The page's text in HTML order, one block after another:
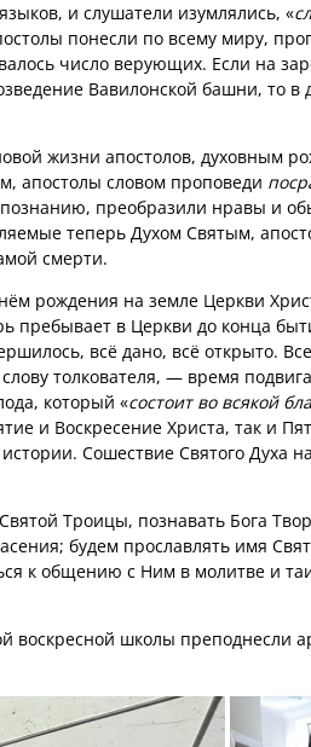
и слушатели изумлялись, «
понесли по всему миру,
число верующих. Если на
Вавилонской башни, то
жизни апостолов, духовным
апостолы словом проповеди
преобразили нравы и
теперь Духом Святым,
смерти.
рождения на земле Церкви
пребывает в Церкви до конца
всё дано, всё открыто.
толкователя, — время
который «состоит во всякой
и Воскресение Христа, так и
Сошествие Святого Духа
Троицы, познавать Бога
будем прославлять имя
к общению с Ним в молитве и
воскресной школы преподнесли